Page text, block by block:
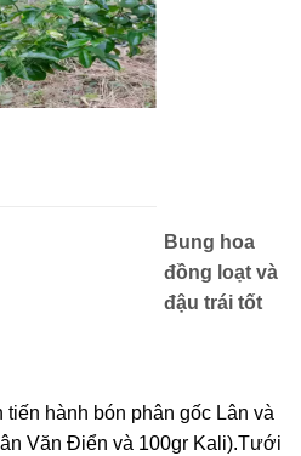
Bung hoa
đồng loạt và
đậu trái tốt
hành bón phân gốc Lân và
Văn Điển và 100gr Kali).Tưới